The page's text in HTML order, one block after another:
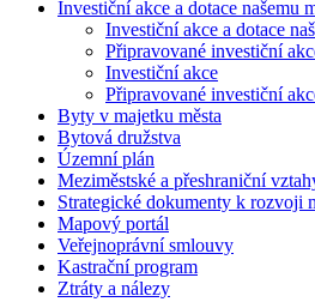
Investiční akce a dotace našemu
Investiční akce a dotace
Připravované investiční
Investiční akce
Připravované investiční
Byty v majetku města
Bytová družstva
Územní plán
Meziměstské a přeshraniční
Strategické dokumenty k rozvoji
Mapový portál
Veřejnoprávní smlouvy
Kastrační program
Ztráty a nálezy